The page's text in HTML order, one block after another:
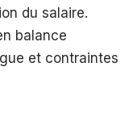
du salaire.
balance
et contraintes